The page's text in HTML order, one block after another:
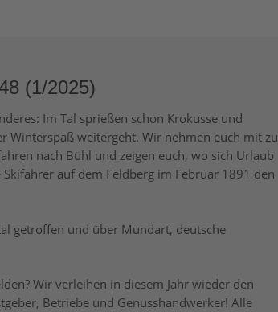
(1/2025)
Im Tal sprießen schon Krokusse und
Winterspaß weitergeht. Wir nehmen euch mit zu
nach Bühl und zeigen euch, wo sich Urlaub
auf dem Feldberg im Februar 1891 den
getroffen und über Mundart, deutsche
Wir verleihen in diesem Jahr wieder den
Betriebe und Genusshandwerker! Alle